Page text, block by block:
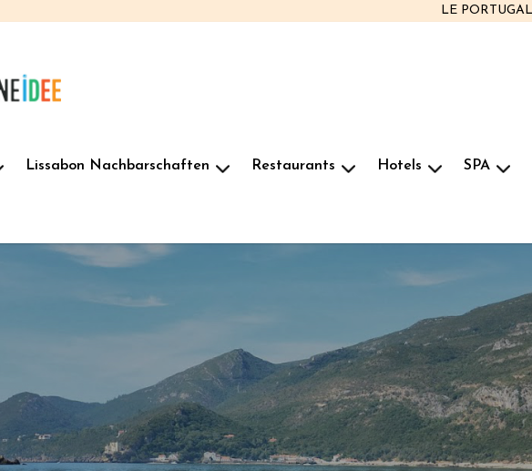
LE PORTUGAL
Lissabon Nachbarschaften Restaurants Hotels SPA